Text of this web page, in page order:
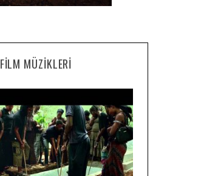
FILM MÜZIKLERI